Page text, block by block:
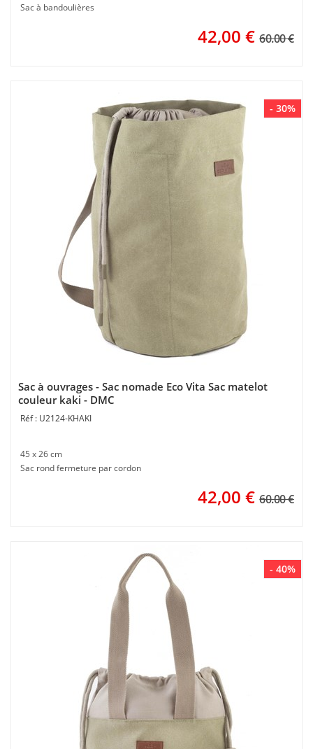
Sac à bandoulières
42,00 € 60.00 €
- 30%
Sac à ouvrages - Sac nomade Eco Vita Sac matelot
couleur kaki - DMC
U2124-KHAKI
45 x 26 cm
Sac rond fermeture par cordon
42,00 € 60.00 €
- 40%